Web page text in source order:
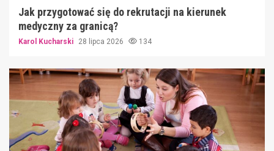
Jak przygotować się do rekrutacji na kierunek
medyczny za granicą?
Karol Kucharski 28 lipca 2026 134